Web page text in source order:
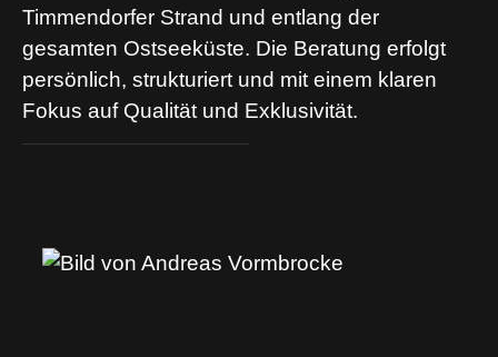
Timmendorfer Strand und entlang der
gesamten Ostseeküste. Die Beratung erfolgt
persönlich, strukturiert und mit einem klaren
Fokus auf Qualität und Exklusivität.